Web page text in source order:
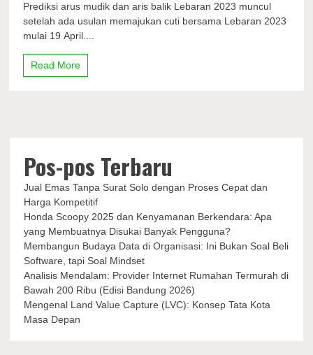
Arus
Mudik
Prediksi arus mudik dan aris balik Lebaran 2023 muncul
setelah ada usulan memajukan cuti bersama Lebaran 2023
mulai 19 April....
Read More
Pos-pos Terbaru
Jual Emas Tanpa Surat Solo dengan Proses Cepat dan
Harga Kompetitif
Honda Scoopy 2025 dan Kenyamanan Berkendara: Apa
yang Membuatnya Disukai Banyak Pengguna?
Membangun Budaya Data di Organisasi: Ini Bukan Soal Beli
Software, tapi Soal Mindset
Analisis Mendalam: Provider Internet Rumahan Termurah di
Bawah 200 Ribu (Edisi Bandung 2026)
Mengenal Land Value Capture (LVC): Konsep Tata Kota
Masa Depan